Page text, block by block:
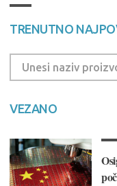
TRENUTNO
VEZANO